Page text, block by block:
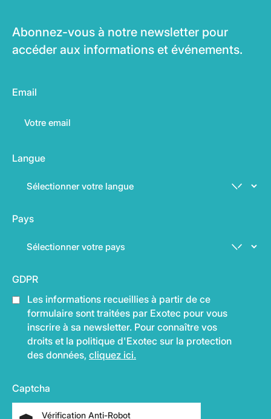
Abonnez-vous à notre newsletter pour
accéder aux informations et événements.
Email
Langue
Pays
GDPR
Les informations recueillies à partir de ce
formulaire sont traitées par Exotec pour vous
inscrire à sa newsletter. Pour connaître vos
droits et la politique d'Exotec sur la protection
des données, cliquez ici.
Captcha
Vérification Anti-Robot